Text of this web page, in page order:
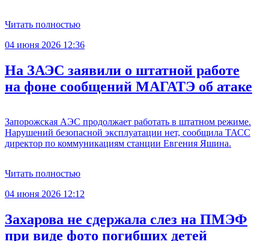
Читать полностью
04 июня 2026 12:36
На ЗАЭС заявили о штатной работе
на фоне сообщений МАГАТЭ об атаке
Запорожская АЭС продолжает работать в штатном режиме.
Нарушений безопасной эксплуатации нет, сообщила ТАСС
директор по коммуникациям станции Евгения Яшина.
Читать полностью
04 июня 2026 12:12
Захарова не сдержала слез на ПМЭФ
при виде фото погибших детей